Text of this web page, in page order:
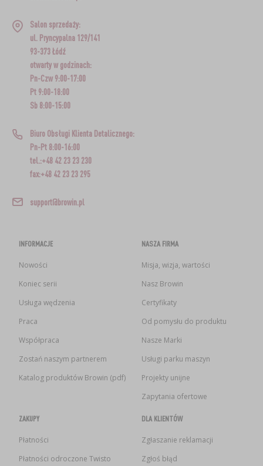
Salon sprzedaży:
ul. Pryncypalna 129/141
93-373 Łódź
otwarty w godzinach:
Pn-Czw 9:00-17:00
Pt 9:00-18:00
Sb 8:00-15:00
Biuro Obsługi Klienta Detalicznego:
Pn-Pt 8:00-16:00
tel.:+48 42 23 23 230
fax:+48 42 23 23 295
support@browin.pl
INFORMACJE
Nowości
Koniec serii
Usługa wędzenia
Praca
Współpraca
Zostań naszym partnerem
Katalog produktów Browin (pdf)
NASZA FIRMA
Misja, wizja, wartości
Nasz Browin
Certyfikaty
Od pomysłu do produktu
Nasze Marki
Usługi parku maszyn
Projekty unijne
Zapytania ofertowe
ZAKUPY
Płatności
Płatności odroczone Twisto
DLA KLIENTÓW
Zgłaszanie reklamacji
Zgłoś błąd